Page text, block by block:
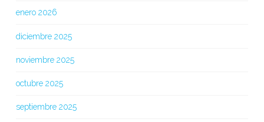
enero 2026
diciembre 2025
noviembre 2025
octubre 2025
septiembre 2025